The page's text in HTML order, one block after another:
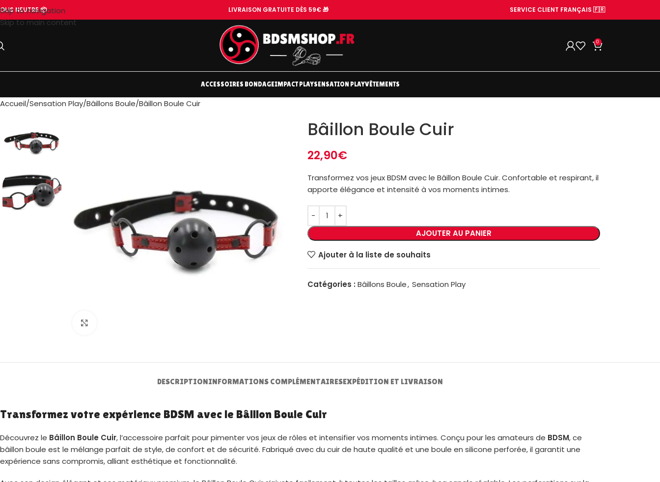
Skip to navigation
Skip to main content
NEUTRE 📦 LIVRAISON GRATUITE DÈS 59€ 🎁 SERVICE CLIENT FRANÇAIS 🇫🇷
0
ACCESSOIRES BONDAGEIMPACT PLAYSENSATION PLAYVÊTEMENTS
Accueil Sensation Play Bâillons Boule Bâillon Boule Cuir
Bâillon Boule Cuir
22,90€
Transformez vos jeux BDSM avec le Bâillon Boule Cuir. Confortable et respirant, il
apporte élégance et intensité à vos moments intimes.
AJOUTER AU PANIER
Ajouter à la liste de souhaits
Catégories : Bâillons Boule, Sensation Play
DESCRIPTIONINFORMATIONS COMPLÉMENTAIRESEXPÉDITION ET LIVRAISON
Transformez votre expérience BDSM avec le Bâillon Boule Cuir
Découvrez le Bâillon Boule Cuir, l’accessoire parfait pour pimenter vos jeux de rôles et intensifier vos moments intimes. Conçu pour les amateurs de BDSM, ce
bâillon boule est le mélange parfait de style, de confort et de sécurité. Fabriqué avec du cuir de haute qualité et une boule en silicone perforée, il garantit une
expérience sans compromis, alliant esthétique et fonctionnalité.